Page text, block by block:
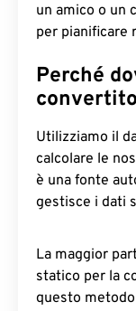
un amico o un
per pianificare
Perché
Utilizziamo il
calcolare le
è una fonte
gestisce i dati
La maggior
statico per la
questo